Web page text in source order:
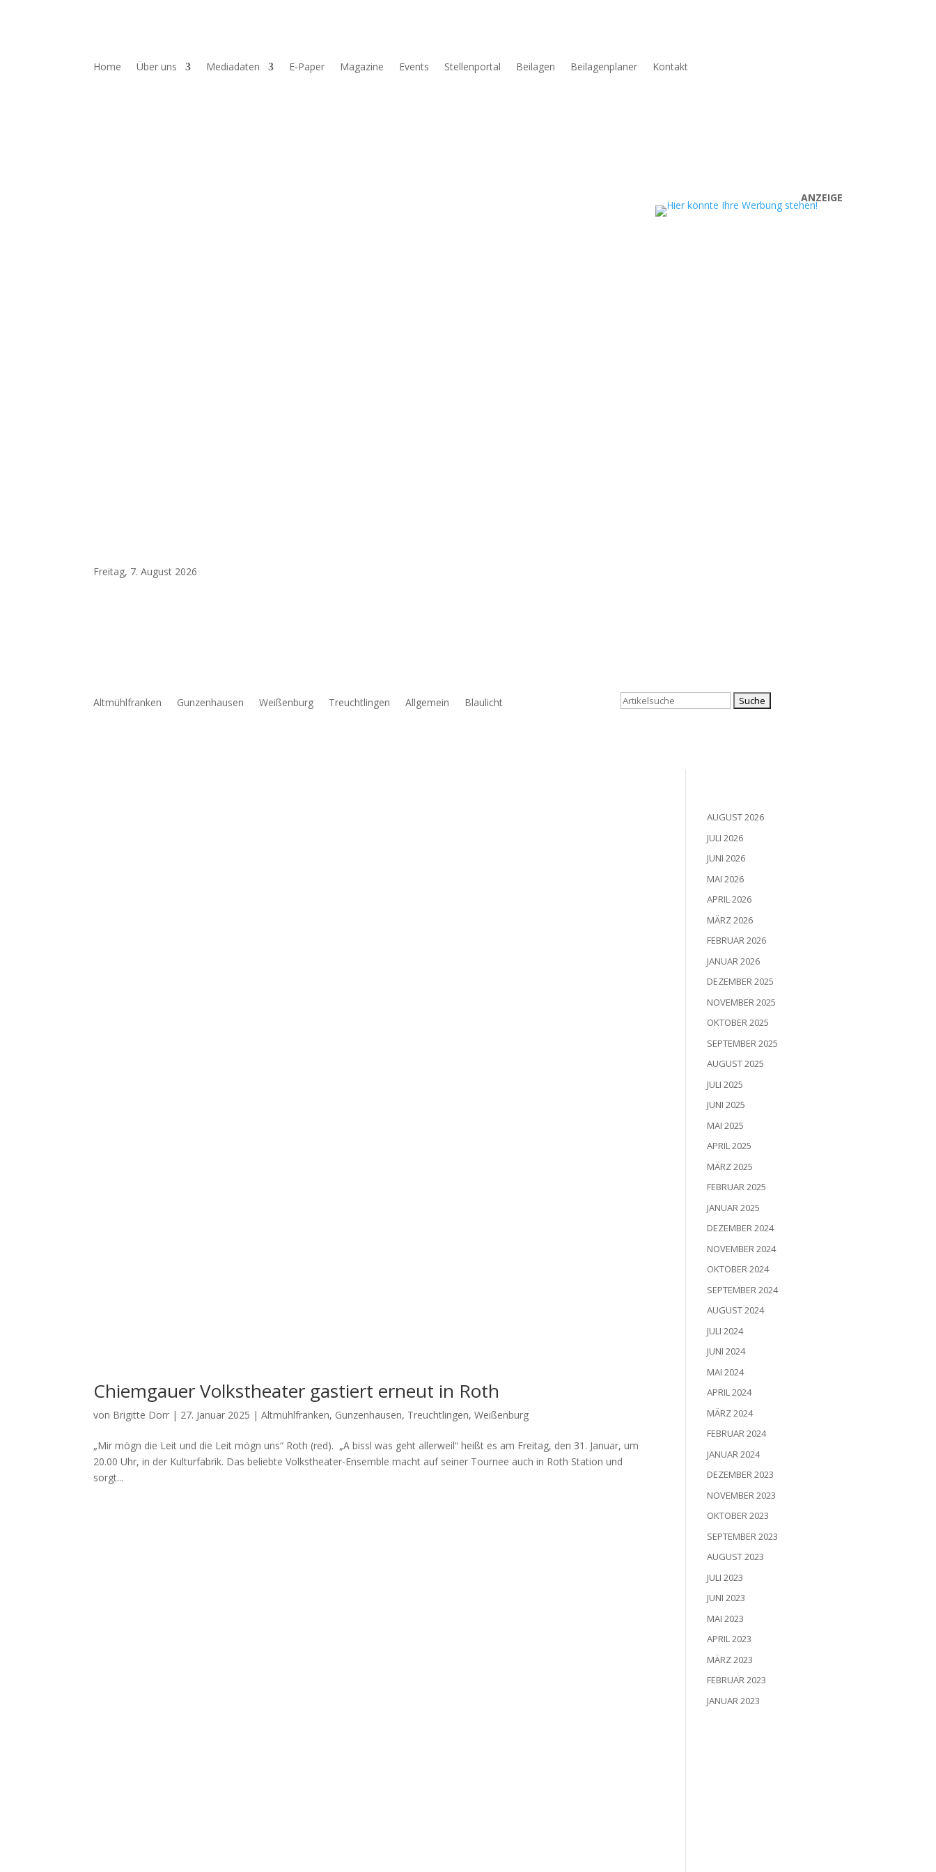
Home Über uns Mediadaten E‑Paper Magazine Events Stellenportal Beilagen Beilagenplaner Kontakt
Freitag, 7. August 2026
ANZEIGE
Altmühlfranken Gunzenhausen Weißenburg Treuchtlingen Allgemein Blaulicht
Suchen
Chiemgauer Volkstheater gastiert erneut in Roth
von Brigitte Dorr | 27. Januar 2025 |Altmühlfranken, Gunzenhausen, Treuchtlingen,Weißenburg
„Mir mögn die Leit und die Leit mögn uns“ Roth (red). „A bissl was geht aller­weil“ heißt es am Frei­tag, den 31. Janu­ar, um
20.00 Uhr, in der Kul­tur­fa­brik. Das belieb­te Volks­thea­ter-Ensem­ble macht auf sei­ner Tour­nee auch in Roth Sta­ti­on und
sorgt...
AUGUST 2026
JULI 2026
JUNI 2026
MAI 2026
APRIL 2026
MÄRZ 2026
FEBRUAR 2026
JANUAR 2026
DEZEMBER 2025
NOVEMBER 2025
OKTOBER 2025
SEPTEMBER 2025
AUGUST 2025
JULI 2025
JUNI 2025
MAI 2025
APRIL 2025
MÄRZ 2025
FEBRUAR 2025
JANUAR 2025
DEZEMBER 2024
NOVEMBER 2024
OKTOBER 2024
SEPTEMBER 2024
AUGUST 2024
JULI 2024
JUNI 2024
MAI 2024
APRIL 2024
MÄRZ 2024
FEBRUAR 2024
JANUAR 2024
DEZEMBER 2023
NOVEMBER 2023
OKTOBER 2023
SEPTEMBER 2023
AUGUST 2023
JULI 2023
JUNI 2023
MAI 2023
APRIL 2023
MÄRZ 2023
FEBRUAR 2023
JANUAR 2023